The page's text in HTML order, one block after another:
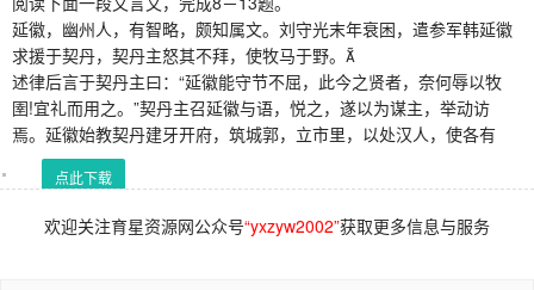
延徽，幽州人，有智略，颇知属文。刘守光末年衰困，遣参军韩延徽
求援于契丹，契丹主怒其不拜，使牧马于野。
述律后言于契丹主曰：“延徽能守节不屈，此今之贤者，奈何辱以牧
圉!宜礼而用之。”契丹主召延徽与语，悦之，遂以为谋主，举动访
焉。延徽始教契丹建牙开府，筑城郭，立市里，以处汉人，使各有
点此下载
欢迎关注育星资源网公众号“yxzyw2002”获取更多信息与服务